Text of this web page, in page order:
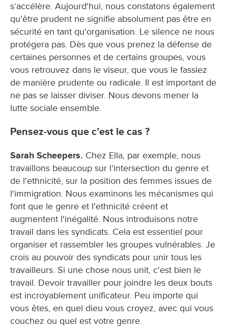
s’accélère. Aujourd'hui, nous constatons également
qu'être prudent ne signifie absolument pas être en
sécurité en tant qu'organisation. Le silence ne nous
protégera pas. Dès que vous prenez la défense de
certaines personnes et de certains groupes, vous
vous retrouvez dans le viseur, que vous le fassiez
de manière prudente ou radicale. Il est important de
ne pas se laisser diviser. Nous devons mener la
lutte sociale ensemble.
Pensez-vous que c’est le cas ?
Sarah Scheepers. Chez Ella, par exemple, nous
travaillons beaucoup sur l'intersection du genre et
de l'ethnicité, sur la position des femmes issues de
l'immigration. Nous examinons les mécanismes qui
font que le genre et l'ethnicité créent et
augmentent l'inégalité. Nous introduisons notre
travail dans les syndicats. Cela est essentiel pour
organiser et rassembler les groupes vulnérables. Je
crois au pouvoir des syndicats pour unir tous les
travailleurs. Si une chose nous unit, c'est bien le
travail. Devoir travailler pour joindre les deux bouts
est incroyablement unificateur. Peu importe qui
vous êtes, en quel dieu vous croyez, avec qui vous
couchez ou quel est votre genre.